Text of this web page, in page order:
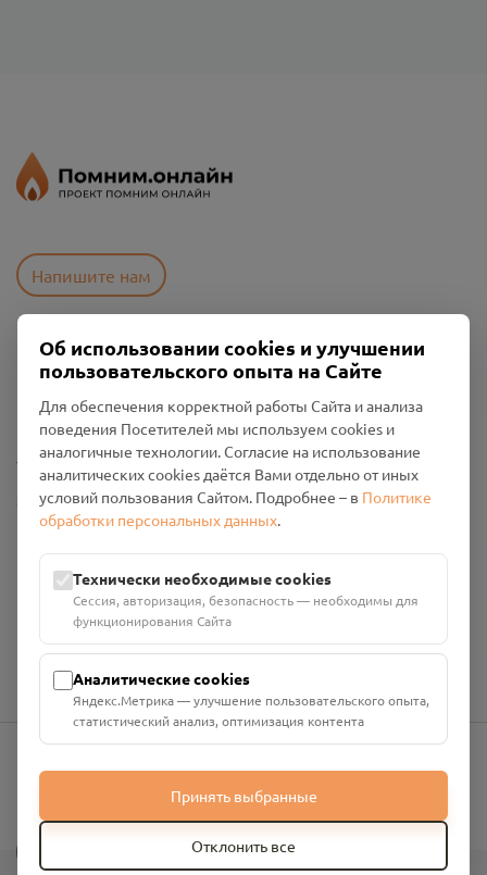
Напишите нам
Пользовательское соглашение
Политика конфиденциальности
Промо-материалы
Настройки cookies
Общество с ограниченной ответственностью «Смоленский
Проект Помним»
ИНН: 6700029207 ОГРН: 1256700001986
Юридический адрес: 216790, Смоленская область, р-н
Руднянский, г. Рудня, улица Западная, д. 26А, пом. 18
Номер счёта: 40702810901130004287 в АО "АЛЬФА-БАНК"
Кор. счёт: 30101810200000000593
Об использовании cookies и улучшении
пользовательского опыта на Сайте
Для обеспечения корректной работы Сайта и анализа
поведения Посетителей мы используем cookies и
аналогичные технологии. Согласие на использование
аналитических cookies даётся Вами отдельно от иных
условий пользования Сайтом. Подробнее – в Политике
обработки персональных данных.
Технически необходимые cookies
Сессия, авторизация, безопасность — необходимы для
функционирования Сайта
Аналитические cookies
Яндекс.Метрика — улучшение пользовательского опыта,
статистический анализ, оптимизация контента
Принять выбранные
Отклонить все